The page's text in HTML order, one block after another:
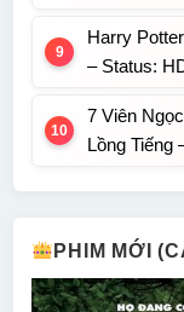
Harry
– Status:
7 Viên
Lồng Tiếng
PHIM MỚI